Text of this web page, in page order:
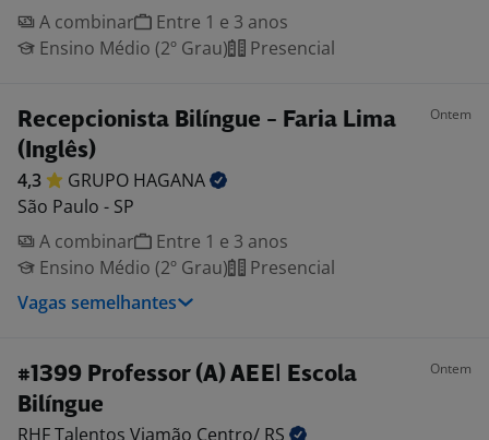
A combinar
Entre 1 e 3 anos
Ensino Médio (2º Grau)
Presencial
Recepcionista Bilíngue - Faria Lima
(Inglês)
Ontem
4,3 GRUPO HAGANA
São Paulo - SP
A combinar
Entre 1 e 3 anos
Ensino Médio (2º Grau)
Presencial
Vagas semelhantes
#1399 Professor (A) AEE| Escola
Bilíngue
Ontem
RHF Talentos Viamão Centro/ RS